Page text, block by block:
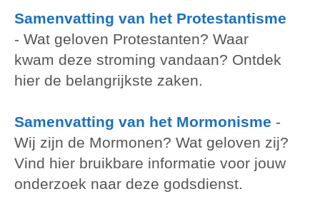
Samenvatting van het Protestantisme
- Wat geloven Protestanten? Waar
kwam deze stroming vandaan? Ontdek
hier de belangrijkste zaken.
Samenvatting van het Mormonisme -
Wij zijn de Mormonen? Wat geloven zij?
Vind hier bruikbare informatie voor jouw
onderzoek naar deze godsdienst.